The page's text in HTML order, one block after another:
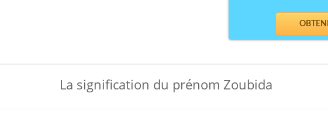
La signification du prénom Zoubida